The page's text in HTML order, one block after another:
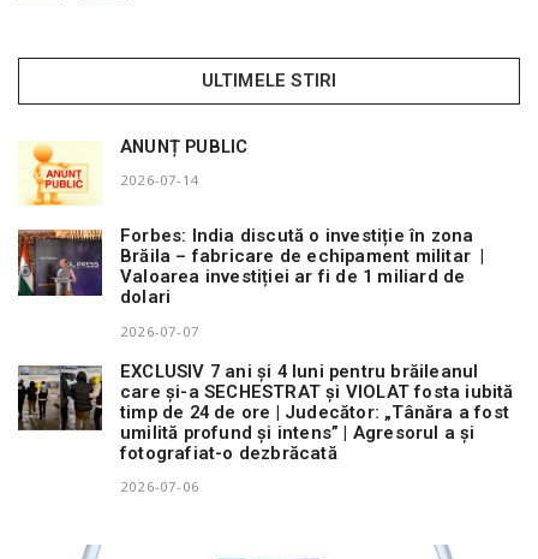
ULTIMELE STIRI
ANUNȚ PUBLIC
2026-07-14
Forbes: India discută o investiție în zona
Brăila – fabricare de echipament militar |
Valoarea investiției ar fi de 1 miliard de
dolari
2026-07-07
EXCLUSIV 7 ani și 4 luni pentru brăileanul
care și-a SECHESTRAT și VIOLAT fosta iubită
timp de 24 de ore | Judecător: „Tânăra a fost
umilită profund și intens” | Agresorul a și
fotografiat-o dezbrăcată
2026-07-06